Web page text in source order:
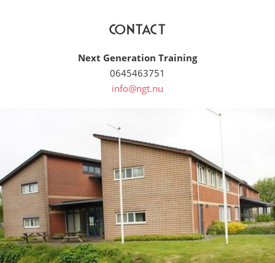
Contact
Next Generation Training
0645463751
info@ngt.nu